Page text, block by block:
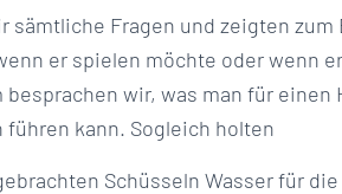
sämtliche Fragen und zeigten
er spielen möchte oder wenn
wir, was man für einen
kann. Sogleich holten
Schüsseln Wasser für